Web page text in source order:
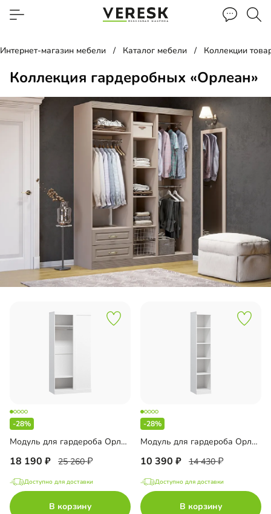
Интернет-магазин мебели Каталог мебели Коллекции
Коллекция гардеробных «Орлеан»
-28%
Модуль для гардероба Орлеан-1
18 190 25 260
Доступно для доставки
В корзину
-28%
Модуль для гардероба Орлеан-2
10 390 14 430
Доступно для доставки
В корзину